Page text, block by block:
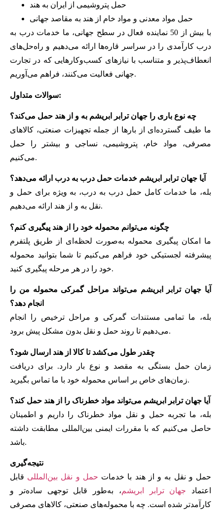
حمل پتروشیمی از ایران به هند
حمل مواد معدنی و مواد خام از هند به مقاصد جهانی
با بیش از 50 نماینده فعال در سطح جهانی، ما خدمات درب به
درب کارآمدی را در سراسر قاره‌ها ارائه می‌دهیم و راه‌حل‌های
انعطاف‌پذیر و متناسب با نیازهای کسب‌وکارهایی که در تجارت
جهانی فعالیت می‌کنند، فراهم می‌آوریم.
سوالات متداول:
چه نوع باری را جهان ترابر ابریشم به و از هند حمل می‌کند؟
ما طیف گسترده‌ای از بارها از جمله تجهیزات صنعتی، کالاهای
مصرفی، مواد خام، پتروشیمی، نساجی و بیشتر را حمل
می‌کنیم.
آیا جهان ترابر ابریشم خدمات حمل درب به درب ارائه می‌دهد؟
بله، ما خدمات کامل حمل درب به درب، به ویژه برای حمل و
نقل به و از هند ارائه می‌دهیم.
چگونه می‌توانم محموله خود را از هند پیگیری کنم؟
ما امکان پیگیری محموله به‌صورت لحظه‌ای از طریق پلتفرم
پیشرفته لجستیکی خود فراهم می‌کنیم تا شما بتوانید محموله
خود را در هر مرحله پیگیری کنید.
آیا جهان ترابر ابریشم می‌تواند مراحل گمرکی محموله من را
انجام دهد؟
بله، ما تمامی مستندات گمرکی و مراحل ترخیص را انجام
می‌دهیم تا روند حمل و نقل بدون مشکل پیش برود.
چقدر طول می‌کشد تا کالا از هند ارسال شود؟
زمان حمل بستگی به مقصد و نوع بار دارد. برای دریافت
زمان‌های خاص بر اساس محموله خود با ما تماس بگیرید.
آیا جهان ترابر ابریشم می‌تواند مواد خطرناک را از هند حمل کند؟
بله، ما تجربه حمل و نقل مواد خطرناک را داریم و اطمینان
حاصل می‌کنیم که با مقررات ایمنی بین‌المللی مطابقت داشته
باشد.
نتیجه‌گیری
حمل و نقل به و از هند با خدمات حمل و نقل بین‌المللی قابل
اعتماد جهان ترابر ابریشم، به‌طور قابل توجهی ساده‌تر و
کارآمدتر شده است. چه با محموله‌های صنعتی، کالاهای مصرفی